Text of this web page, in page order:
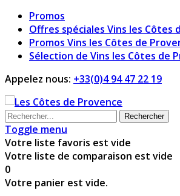
Promos
Offres spéciales Vins les Côtes
Promos Vins les Côtes de
Sélection de Vins les Côtes de
Appelez nous: +33(0)4 94 47 22 19
Rechercher
Toggle menu
Votre liste favoris est vide
Votre liste de comparaison est vide
0
Votre panier est vide.